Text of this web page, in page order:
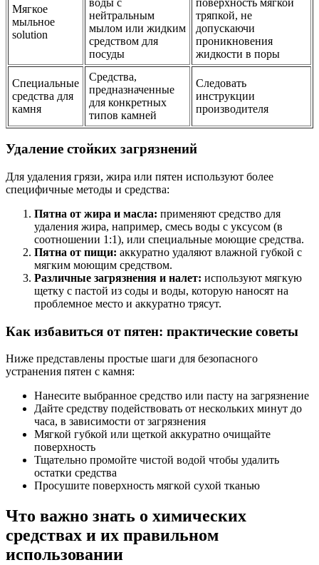
Мягкое
мыльное
solution
нейтральным
мылом или жидким
средством для
посуды
тряпкой, не
допускаючи
проникновения
жидкости в поры
Специальные
средства для
камня
Средства,
предназначенные
для конкретных
типов камней
Следовать
инструкции
производителя
Удаление стойких загрязнений
Для удаления грязи, жира или пятен используют более
специфичные методы и средства:
Пятна от жира и масла: применяют средство для
удаления жира, например, смесь воды с уксусом (в
соотношении 1:1), или специальные моющие средства.
Пятна от пищи: аккуратно удаляют влажной губкой с
мягким моющим средством.
Различные загрязнения и налет: используют мягкую
щетку с пастой из соды и воды, которую наносят на
проблемное место и аккуратно трясут.
Как избавиться от пятен: практические советы
Ниже представлены простые шаги для безопасного
устранения пятен с камня:
Нанесите выбранное средство или пасту на загрязнение
Дайте средству подействовать от нескольких минут до
часа, в зависимости от загрязнения
Мягкой губкой или щеткой аккуратно очищайте
поверхность
Тщательно промойте чистой водой чтобы удалить
остатки средства
Просушите поверхность мягкой сухой тканью
Что важно знать о химических
средствах и их правильном
использовании